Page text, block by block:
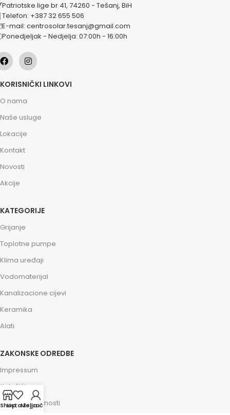
Patriotske lige br 41, 74260 - Tešanj, BiH
Telefon: +387 32 655 506
E-mail: centrosolar.tesanj@gmail.com
Ponedjeljak - Nedjelja: 07:00h - 16:00h
KORISNIČKI LINKOVI
O nama
Naše usluge
Lokacije
Kontakt
Novosti
Akcije
KATEGORIJE
Grijanje
Toplotne pumpe
Klima uređaji
Vodomaterijal
Kanalizacione cijevi
Keramika
Alati
ZAKONSKE ODREDBE
Impressum
Kolačići
Politika privatnosti
ShopLista želja
Moj račun